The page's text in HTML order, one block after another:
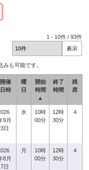
1 - 10件 /93件
も可能です。
開催
日時
曜
日
開始
時間
▲
終了
時間
残
席
9月
日
水
10時
00分
12時
30分
4
8月
日
月
10時
00分
12時
30分
4